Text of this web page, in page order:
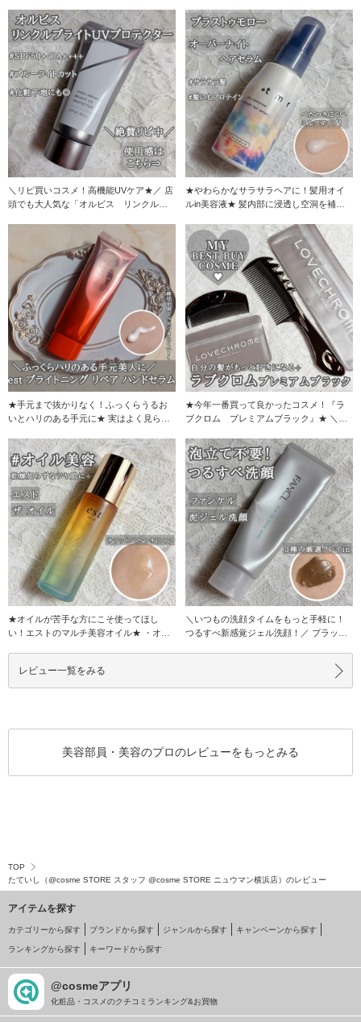
＼リピ買いコスメ！高機能UVケア★／ 店
頭でも大人気な「オルビス リンクルブ
★やわらかなサラサラヘアに！髪用オイ
ルin美容液★ 髪内部に浸透し空洞を補修
★手元まで抜かりなく！ふっくらうるお
いとハリのある手元に★ 実はよく見られ
★今年一番買って良かったコスメ！『ラ
ブクロム プレミアムブラック』★ ＼使
★オイルが苦手な方にこそ使ってほし
い！エストのマルチ美容オイル★ ・オイ
＼いつもの洗顔タイムをもっと手軽に！
つるすべ新感覚ジェル洗顔！／ ブラック
レビュー一覧をみる
美容部員・美容のプロのレビューをもっとみる
TOP
たていし（@cosme STORE スタッフ @cosme STORE ニュウマン横浜店）のレビュー
アイテムを探す
カテゴリーから探す ブランドから探す ジャンルから探す キャンペーンから探す
ランキングから探す キーワードから探す
@cosmeアプリ
化粧品・コスメのクチコミランキング&お買物